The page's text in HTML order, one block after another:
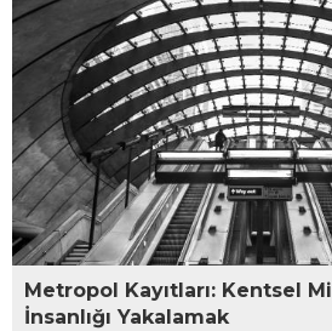
Metropol Kayıtları: Kentsel
İnsanlığı Yakalamak